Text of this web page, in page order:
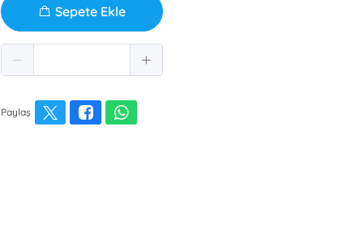
Sepete Ekle
Paylaş